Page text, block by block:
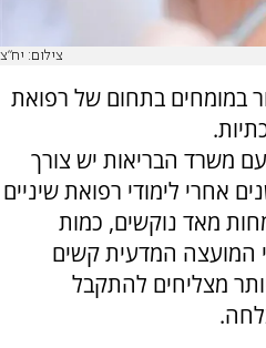
צילום: יח"צ
במומחים בתחום של רפואת
משרד הבריאות יש צורך
נוספים של 3-4 שנים אחרי לימודי רפואת שיניים
מאד נוקשים, כמות
המועצה המדעית קשים
מצליחים להתקבל